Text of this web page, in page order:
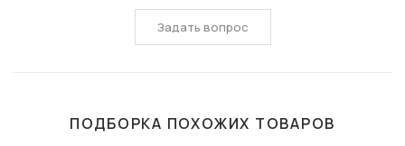
Задать вопрос
ПОДБОРКА ПОХОЖИХ ТОВАРОВ